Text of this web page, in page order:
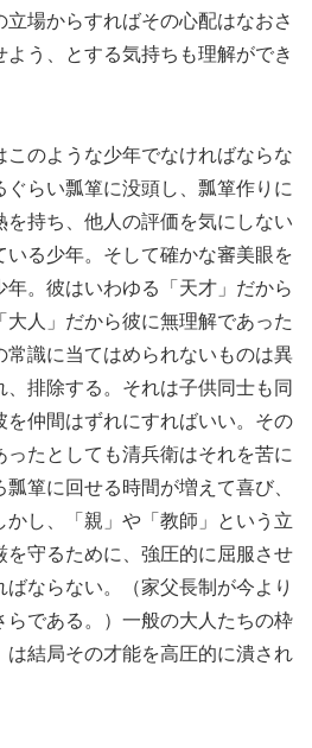
立場からすればその心配はなおさ
よう、とする気持ちも理解ができ
このような少年でなければならな
らい瓢箪に没頭し、瓢箪作りに
を持ち、他人の評価を気にしない
いる少年。そして確かな審美眼を
。彼はいわゆる「天才」だから
人」だから彼に無理解であった
常識に当てはめられないものは異
排除する。それは子供同士も同
を仲間はずれにすればいい。その
ったとしても清兵衛はそれを苦に
箪に回せる時間が増えて喜び、
かし、「親」や「教師」という立
を守るために、強圧的に屈服させ
ならない。（家父長制が今より
らである。）一般の大人たちの枠
は結局その才能を高圧的に潰され